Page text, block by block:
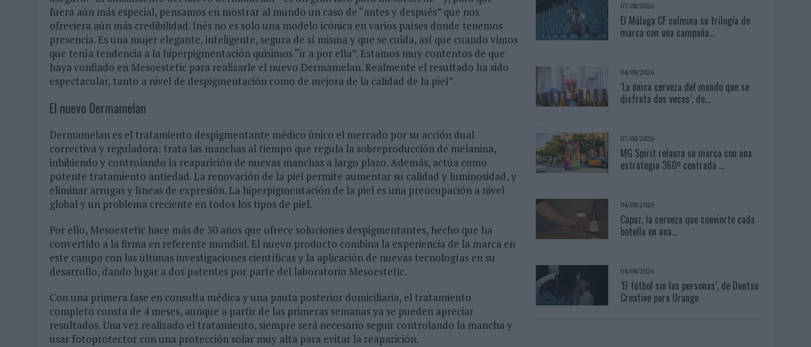
fuera aún más especial, pensamos en mostrar al mundo un caso de “antes y después” que nos
ofreciera aún más credibilidad. Inés no es solo una modelo icónica en varios países donde tenemos
presencia. Es una mujer elegante, inteligente, segura de sí misma y que se cuida, así que cuando vimos
que tenía tendencia a la hiperpigmentación quisimos “ir a por ella”. Estamos muy contentos de que
haya confiado en Mesoestetic para realizarle el nuevo Dermamelan. Realmente el resultado ha sido
espectacular, tanto a nivel de despigmentación como de mejora de la calidad de la piel”.
El nuevo Dermamelan
Dermamelan es el tratamiento despigmentante médico único el mercado por su acción dual
correctiva y reguladora: trata las manchas al tiempo que regula la sobreproducción de melanina,
inhibiendo y controlando la reaparición de nuevas manchas a largo plazo. Además, actúa como
potente tratamiento antiedad. La renovación de la piel permite aumentar su calidad y luminosidad, y
eliminar arrugas y líneas de expresión. La hiperpigmentación de la piel es una preocupación a nivel
global y un problema creciente en todos los tipos de piel.
Por ello, Mesoestetic hace más de 30 años que ofrece soluciones despigmentantes, hecho que ha
convertido a la firma en referente mundial. El nuevo producto combina la experiencia de la marca en
este campo con las últimas investigaciones científicas y la aplicación de nuevas tecnologías en su
desarrollo, dando lugar a dos patentes por parte del laboratorio Mesoestetic.
Con una primera fase en consulta médica y una pauta posterior domiciliaria, el tratamiento
completo consta de 4 meses, aunque a partir de las primeras semanas ya se pueden apreciar
resultados. Una vez realizado el tratamiento, siempre será necesario seguir controlando la mancha y
usar fotoprotector con una protección solar muy alta para evitar la reaparición.
07/08/2026
El Málaga CF culmina su trilogía de
marca con una campaña...
04/08/2026
‘La única cerveza del mundo que se
disfruta dos veces’, de...
07/08/2026
MG Spirit relanza su marca con una
estrategia 360º centrada ...
04/08/2026
Capaz, la cerveza que convierte cada
botella en una...
04/08/2026
‘El fútbol sin las personas’, de Dentsu
Creative para Orange